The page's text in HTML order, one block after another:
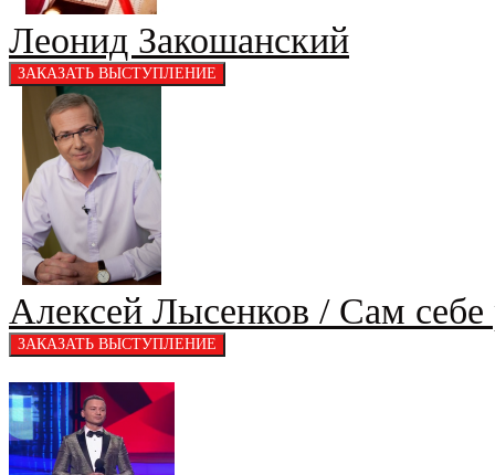
Леонид Закошанский
Алексей Лысенков / Сам себе